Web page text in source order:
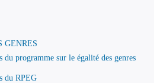
GENRES
du programme sur le égalité des genres
du RPEG